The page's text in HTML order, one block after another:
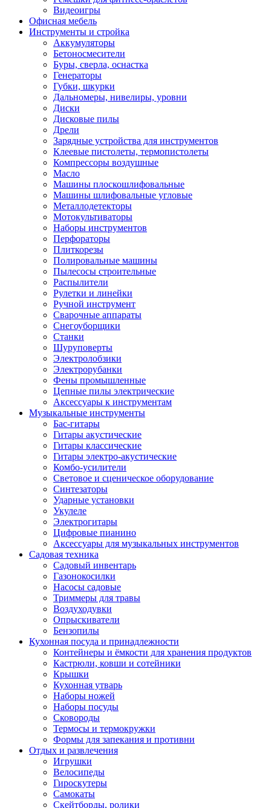
Видеоигры
Офисная мебель
Инструменты и стройка
Аккумуляторы
Бетоносмесители
Буры, сверла, оснастка
Генераторы
Губки, шкурки
Дальномеры, нивелиры, уровни
Диски
Дисковые пилы
Дрели
Зарядные устройства для инструментов
Клеевые пистолеты, термопистолеты
Компрессоры воздушные
Масло
Машины плоскошлифовальные
Машины шлифовальные угловые
Металлодетекторы
Мотокультиваторы
Наборы инструментов
Перфораторы
Плиткорезы
Полировальные машины
Пылесосы строительные
Распылители
Рулетки и линейки
Ручной инструмент
Сварочные аппараты
Снегоуборщики
Станки
Шуруповерты
Электролобзики
Электрорубанки
Фены промышленные
Цепные пилы электрические
Аксессуары к инструментам
Музыкальные инструменты
Бас-гитары
Гитары акустические
Гитары классические
Гитары электро-акустические
Комбо-усилители
Световое и сценическое оборудование
Синтезаторы
Ударные установки
Укулеле
Электрогитары
Цифровые пианино
Аксессуары для музыкальных инструментов
Садовая техника
Садовый инвентарь
Газонокосилки
Насосы садовые
Триммеры для травы
Воздуходувки
Опрыскиватели
Бензопилы
Кухонная посуда и принадлежности
Контейнеры и ёмкости для хранения продуктов
Кастрюли, ковши и сотейники
Крышки
Кухонная утварь
Наборы ножей
Наборы посуды
Сковороды
Термосы и термокружки
Формы для запекания и противни
Отдых и развлечения
Игрушки
Велосипеды
Гироскутеры
Самокаты
Скейтборды, ролики